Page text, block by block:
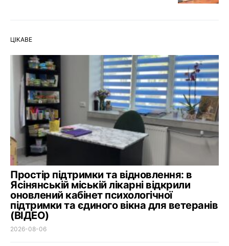
ЦІКАВЕ
Простір підтримки та відновлення: в
Ясінянській міській лікарні відкрили
оновлений кабінет психологічної
підтримки та єдиного вікна для ветеранів
(ВІДЕО)
2026-08-06